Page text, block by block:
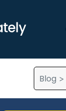
Blog >